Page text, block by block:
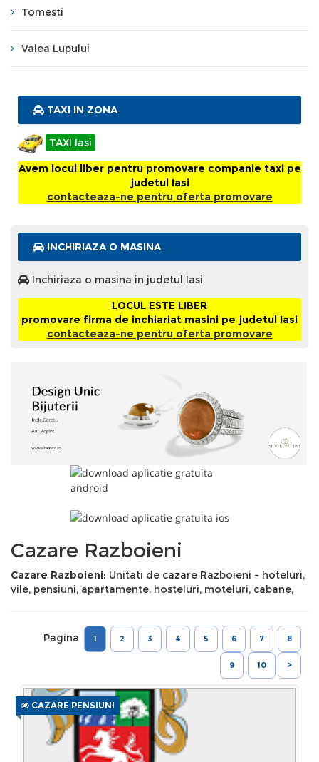
Tomesti
Valea Lupului
TAXI IN ZONA
TAXI Iasi
Avem locul liber pentru promovare companie taxi pe
judetul Iasi
contacteaza-ne pentru oferta promovare
INCHIRIAZA O MASINA
Inchiriaza o masina in judetul Iasi
LOCUL ESTE LIBER
promovare firma de inchiariat masini pe judetul Iasi
contacteaza-ne pentru oferta promovare
Cazare Razboieni
Cazare Razboieni: Unitati de cazare Razboieni - hoteluri,
vile, pensiuni, apartamente, hosteluri, moteluri, cabane,
Pagina 1 2 3 4 5 6 7 8
9 10 >
CAZARE PENSIUNI